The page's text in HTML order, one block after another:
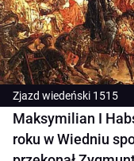
Zjazd wiedeński 1515
Maksymilian I
roku w Wiedniu